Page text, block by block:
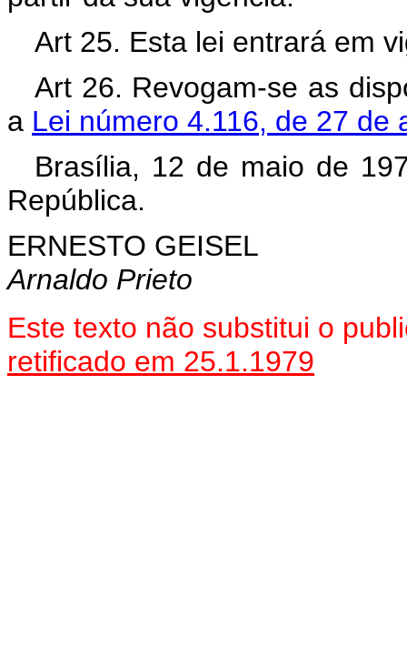
Art 25. Esta lei entrará em
Art 26. Revogam-se as
a Lei número 4.116, de 27 de
Brasília, 12 de maio de
República.
ERNESTO GEISEL
Arnaldo Prieto
Este texto não substitui o
retificado em 25.1.1979